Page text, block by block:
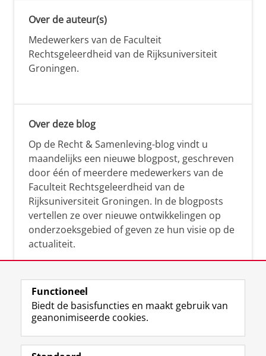
Over de auteur(s)
Medewerkers van de Faculteit
Rechtsgeleerdheid van de Rijksuniversiteit
Groningen.
Over deze blog
Op de Recht & Samenleving-blog vindt u
maandelijks een nieuwe blogpost, geschreven
door één of meerdere medewerkers van de
Faculteit Rechtsgeleerdheid van de
Rijksuniversiteit Groningen. In de blogposts
vertellen ze over nieuwe ontwikkelingen op
onderzoeksgebied of geven ze hun visie op de
actualiteit.
Volg de RUG
F
a
L
i
R
S
I
n
Y
o
Functioneel
Biedt de basisfuncties en maakt gebruik van
geanonimiseerde cookies.